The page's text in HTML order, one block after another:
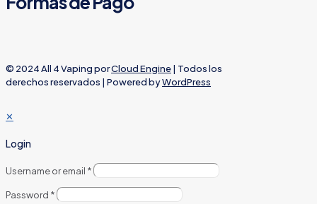
© 2024 All 4 Vaping porCloud Engine| Todos los
derechos reservados | Powered byWordPress
✕
Login
Username or email *
Password *